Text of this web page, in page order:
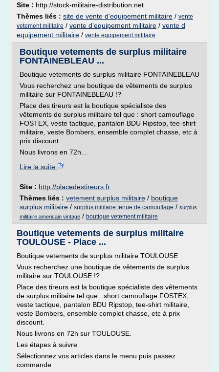
Site : http://stock-militaire-distribution.net
Thèmes liés : site de vente d'equipement militaire / vente
vetement militaire / vente d'equipement militaire / vente d
equipement militaire / vente equipement militaire
Boutique vetements de surplus militaire
FONTAINEBLEAU ...
Boutique vetements de surplus militaire FONTAINEBLEAU
Vous recherchez une boutique de vêtements de surplus
militaire sur FONTAINEBLEAU !?
Place des tireurs est la boutique spécialiste des
vêtements de surplus militaire tel que : short camouflage
FOSTEX, veste tactique, pantalon BDU Ripstop, tee-shirt
militaire, veste Bombers, ensemble complet chasse, etc à
prix discount.
Nous livrons en 72h...
Lire la suite
Site : http://placedestireurs.fr
Thèmes liés : vetement surplus militaire / boutique
surplus militaire / surplus militaire tenue de camouflage / surplus
militaire americain vintage / boutique vetement militaire
Boutique vetements de surplus militaire
TOULOUSE - Place ...
Boutique vetements de surplus militaire TOULOUSE
Vous recherchez une boutique de vêtements de surplus
militaire sur TOULOUSE !?
Place des tireurs est la boutique spécialiste des vêtements
de surplus militaire tel que : short camouflage FOSTEX,
veste tactique, pantalon BDU Ripstop, tee-shirt militaire,
veste Bombers, ensemble complet chasse, etc à prix
discount.
Nous livrons en 72h sur TOULOUSE.
Les étapes à suivre
Sélectionnez vos articles dans le menu puis passez
commande